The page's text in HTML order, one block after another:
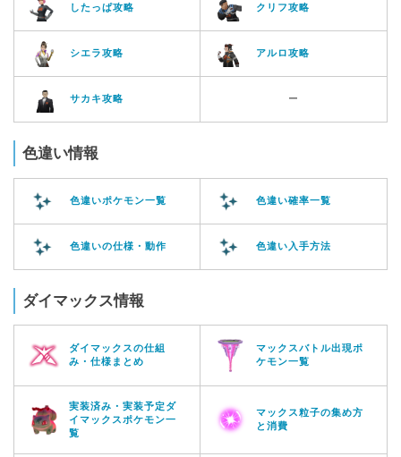
したっぱ攻略 クリフ攻略
シエラ攻略 アルロ攻略
サカキ攻略 ー
色違い情報
色違いポケモン一覧 色違い確率一覧
色違いの仕様・動作 色違い入手方法
ダイマックス情報
ダイマックスの仕組
み・仕様まとめ
マックスバトル出現ポ
ケモン一覧
実装済み・実装予定ダ
イマックスポケモン一
覧
マックス粒子の集め方
と消費